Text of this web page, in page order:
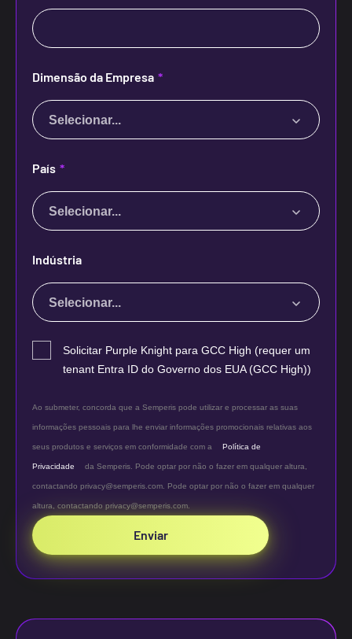
*
Dimensão da Empresa
Selecionar...
*
País
Selecionar...
Indústria
Selecionar...
Solicitar Purple Knight para GCC High (requer um
tenant Entra ID do Governo dos EUA (GCC High))
Ao submeter, concorda que a Semperis pode utilizar e processar as suas
informações pessoais para lhe enviar informações promocionais relativas aos
seus produtos e serviços em conformidade com a Política de
Privacidade da Semperis. Pode optar por não o fazer em qualquer altura,
contactando privacy@semperis.com. Pode optar por não o fazer em qualquer
altura, contactando privacy@semperis.com.
Enviar